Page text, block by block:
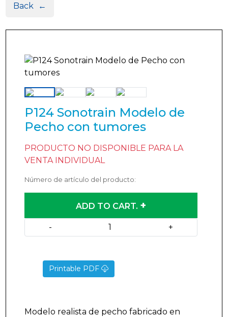
Back ←
P124 Sonotrain Modelo de
Pecho con tumores
PRODUCTO NO DISPONIBLE PARA LA
VENTA INDIVIDUAL
Número de artículo del producto:
ADD TO CART. +
- +
Printable PDF
Modelo realista de pecho fabricado en